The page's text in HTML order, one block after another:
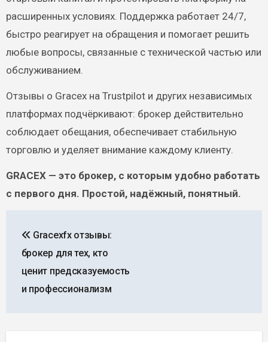
расширенных условиях. Поддержка работает 24/7,
быстро реагирует на обращения и помогает решить
любые вопросы, связанные с технической частью или
обслуживанием.
Отзывы о Gracex на Trustpilot и других независимых
платформах подчёркивают: брокер действительно
соблюдает обещания, обеспечивает стабильную
торговлю и уделяет внимание каждому клиенту.
GRACEX — это брокер, с которым удобно работать
с первого дня. Простой, надёжный, понятный.
по
записям
Gracexfx отзывы:
брокер для тех, кто
ценит предсказуемость
и профессионализм